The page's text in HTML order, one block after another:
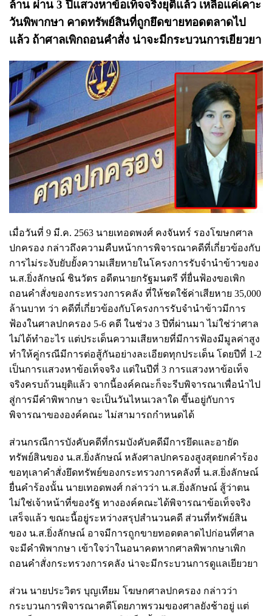
ล้าน ผ่าน 3 ปีแสวงหาข้อเท็จจริงยุติแล้ว เหลือแค่เคาะ
วันพิพากษา คาดทรัพย์สินที่ถูกยึดขายทอดตลาดไป
แล้ว ถ้าศาลเพิกถอนคำสั่ง น่าจะมีกระบวนการเยียวยา
เมื่อวันที่ 9 มี.ค. 2563 นายเทอดพงศ์ คงจันทร์ รองโฆษกศาล
ปกครอง กล่าวถึงความคืบหน้าการพิจารณาคดีที่เกี่ยวข้องกับ
การไม่ระงับยับยั้งความเสียหายในโครงการรับจำนำข้าวของ
น.ส.ยิ่งลักษณ์ ชินวัตร อดีตนายกรัฐมนตรี ที่ยื่นฟ้องขอเพิก
ถอนคำสั่งของกระทรวงการคลัง ที่ให้ชดใช้ค่าเสียหาย 35,000
ล้านบาท ว่า คดีที่เกี่ยวข้องกับโครงการรับจำนำข้าวมีการ
ฟ้องในศาลปกครอง 5-6 คดี ในช่วง 3 ปีที่ผ่านมา ไม่ใช่ว่าศาล
ไม่ได้ทำอะไร แต่ประเด็นความเสียหายที่มีการฟ้องมีมูลค่าสูง
ทำให้คู่กรณีมีการต่อสู้กันอย่างละเอียดทุกประเด็น โดยปีที่ 1-2
เป็นการแสวงหาข้อเท็จจริง แต่ในปีที่ 3 การแสวงหาข้อเท็จ
จริงครบถ้วนยุติแล้ว จากนี้องค์คณะก็จะรีบพิจารณาเพื่อนำไป
สู่การมีคำพิพากษา จะเป็นวันไหนเวลาใด ขึ้นอยู่กับการ
พิจารณาขององค์คณะ ไม่สามารถกำหนดได้
ส่วนกรณีการบังคับคดีที่กรมบังคับคดีมีการยึดและอายัด
ทรัพย์สินของ น.ส.ยิ่งลักษณ์ หลังศาลปกครองสูงสุดยกคำร้อง
ขอทุเลาคำสั่งยึดทรัพย์ของกระทรวงการคลังที่ น.ส.ยิ่งลักษณ์
ยื่นคำร้องนั้น นายเทอดพงศ์ กล่าวว่า น.ส.ยิ่งลักษณ์ สู้ว่าตน
ไม่ใช่เจ้าหน้าที่ของรัฐ ทางองค์คณะได้พิจารณาข้อเท็จจริง
เสร็จแล้ว ขณะนี้อยู่ระหว่างสรุปสำนวนคดี ส่วนที่ทรัพย์สิน
ของ น.ส.ยิ่งลักษณ์ อาจมีการถูกขายทอดตลาดไปก่อนที่ศาล
จะมีคำพิพากษา เข้าใจว่าในอนาคตหากศาลพิพากษาเพิก
ถอนคำสั่งกระทรวงการคลัง น่าจะมีกระบวนการดูแลเยียวยา
ส่วน นายประวิตร บุญเทียม โฆษกศาลปกครอง กล่าวว่า
กระบวนการพิจารณาคดีโดยภาพรวมของศาลยังช้าอยู่ แต่